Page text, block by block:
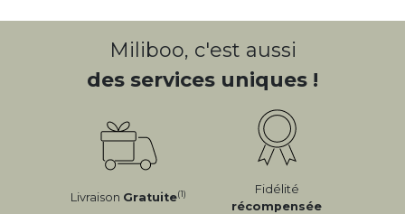
Miliboo, c'est aussi
des services uniques !
Livraison Gratuite(1)
Fidélité
récompensée